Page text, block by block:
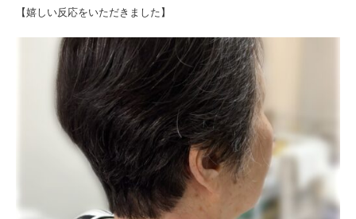
【嬉しい反応をいただきました】